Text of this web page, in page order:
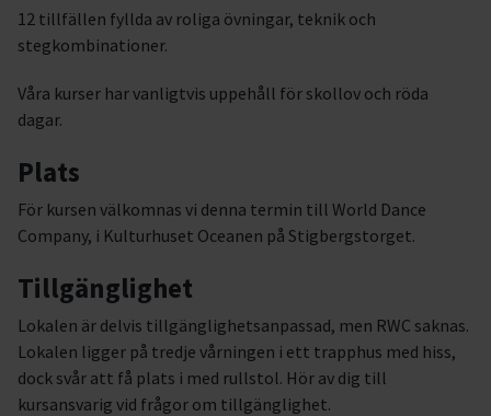
12 tillfällen fyllda av roliga övningar, teknik och
stegkombinationer.
Våra kurser har vanligtvis uppehåll för skollov och röda
dagar.
Plats
För kursen välkomnas vi denna termin till World Dance
Company, i Kulturhuset Oceanen på Stigbergstorget.
Tillgänglighet
Lokalen är delvis tillgänglighetsanpassad, men RWC saknas.
Lokalen ligger på tredje vårningen i ett trapphus med hiss,
dock svår att få plats i med rullstol. Hör av dig till
kursansvarig vid frågor om tillgänglighet.